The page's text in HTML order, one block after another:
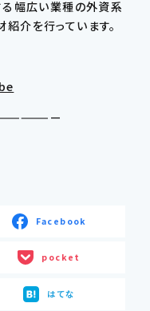
る幅広い業種の外資系
介を行っています。
Facebook
pocket
はてな